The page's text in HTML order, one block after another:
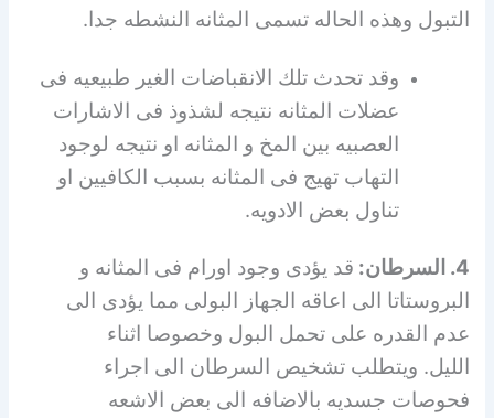
التبول وهذه الحاله تسمى المثانه النشطه جدا.
وقد تحدث تلك الانقباضات الغير طبيعيه فى
عضلات المثانه نتيجه لشذوذ فى الاشارات
العصبيه بين المخ و المثانه او نتيجه لوجود
التهاب تهيج فى المثانه بسبب الكافيين او
تناول بعض الادويه.
4. السرطان:
قد يؤدى وجود اورام فى المثانه و
البروستاتا الى اعاقه الجهاز البولى مما يؤدى الى
عدم القدره على تحمل البول وخصوصا اثناء
الليل. ويتطلب تشخيص السرطان الى اجراء
فحوصات جسديه بالاضافه الى بعض الاشعه